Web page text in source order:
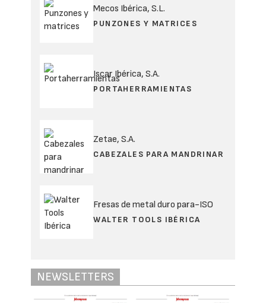
Mecos Ibérica, S.L.
PUNZONES Y MATRICES
Iscar Ibérica, S.A.
PORTAHERRAMIENTAS
Zetae, S.A.
CABEZALES PARA MANDRINAR
Fresas de metal duro para-ISO
WALTER TOOLS IBÉRICA
NEWSLETTERS